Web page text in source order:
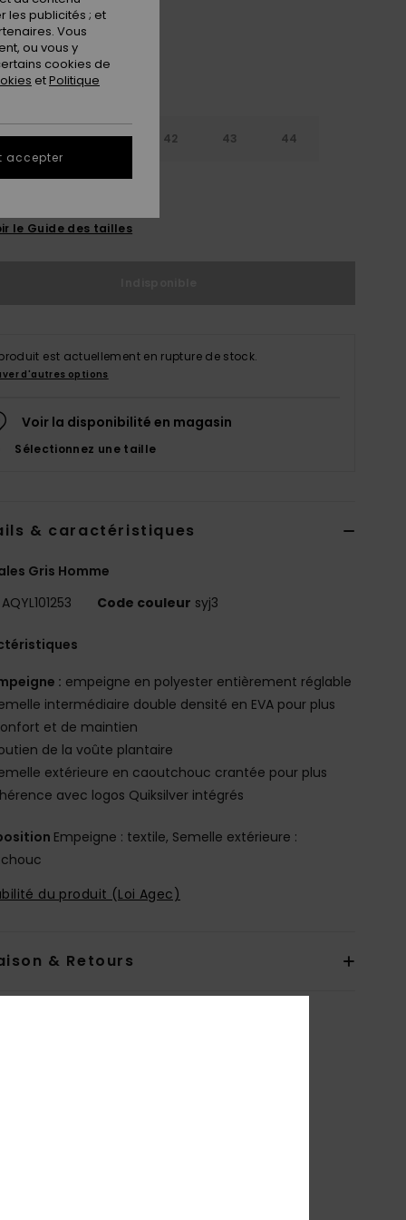
40 41 42 43 44
46 47
le Guide des tailles
est actuellement en rupture de stock.
d'autres options
Voir la disponibilité en magasin
Sélectionnez une taille
& caractéristiques
Gris Homme
AQYL101253 Code couleur syj3
: empeigne en polyester entièrement réglable
intermédiaire double densité en EVA pour plus
et de maintien
de la voûte plantaire
extérieure en caoutchouc crantée pour plus
avec logos Quiksilver intégrés
Empeigne : textile, Semelle extérieure :
du produit (Loi Agec)
& Retours
les publicités ; et
Vous
ou vous y
cookies de
etPolitique
accepter